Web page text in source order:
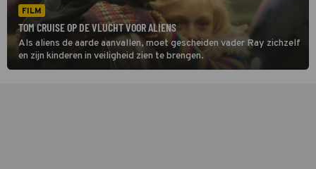
FILM
TOM CRUISE OP DE VLUCHT VOOR ALIENS
Als aliens de aarde aanvallen, moet gescheiden vader Ray zichzelf
en zijn kinderen in veiligheid zien te brengen.